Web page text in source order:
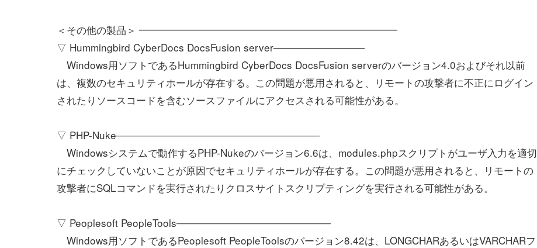
＜その他の製品＞ ━━━━━━━━━━━━━━━━━━━━━━━━━━
▽ Hummingbird CyberDocs DocsFusion server─────────────
Windows用ソフトであるHummingbird CyberDocs DocsFusion serverのバージョン4.0およびそれ以前
は、複数のセキュリティホールが存在する。この問題が悪用されると、リモートの攻撃者に不正にログイン
されたりソースコードを含むソースファイルにアクセスされる可能性がある。
▽ PHP-Nuke─────────────────────────────
Windowsシステムで動作するPHP-Nukeのバージョン6.6は、modules.phpスクリプトがユーザ入力を適切
にチェックしていないことが原因でセキュリティホールが存在する。この問題が悪用されると、リモートの
攻撃者にSQLコマンドを実行されたりクロスサイトスクリプティングを実行される可能性がある。
▽ Peoplesoft PeopleTools──────────────────────
Windows用ソフトであるPeoplesoft PeopleToolsのバージョン8.42は、LONGCHARあるいはVARCHARフ